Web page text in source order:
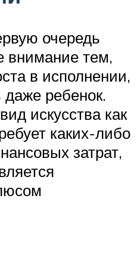
очередь
внимание тем,
в исполнении,
ребенок.
искусства как
каких-либо
затрат,